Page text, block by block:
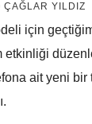
ÇAĞLAR YILDIZ
için
etkinliği
ait yeni bir